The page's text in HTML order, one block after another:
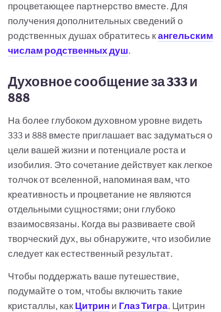
процветающее партнерство вместе. Для
получения дополнительных сведений о
родственных душах обратитесь кангельским
числам родственных душ.
Духовное сообщение за 333 и
888
На более глубоком духовном уровне видеть
333 и 888 вместе приглашает вас задуматься о
цели вашей жизни и потенциале роста и
изобилия. Это сочетание действует как легкое
толчок от вселенной, напоминая вам, что
креативность и процветание не являются
отдельными сущностями; они глубоко
взаимосвязаны. Когда вы развиваете свой
творческий дух, вы обнаружите, что изобилие
следует как естественный результат.
Чтобы поддержать ваше путешествие,
подумайте о том, чтобы включить такие
кристаллы, как Цитрин и Глаз Тигра. Цитрин